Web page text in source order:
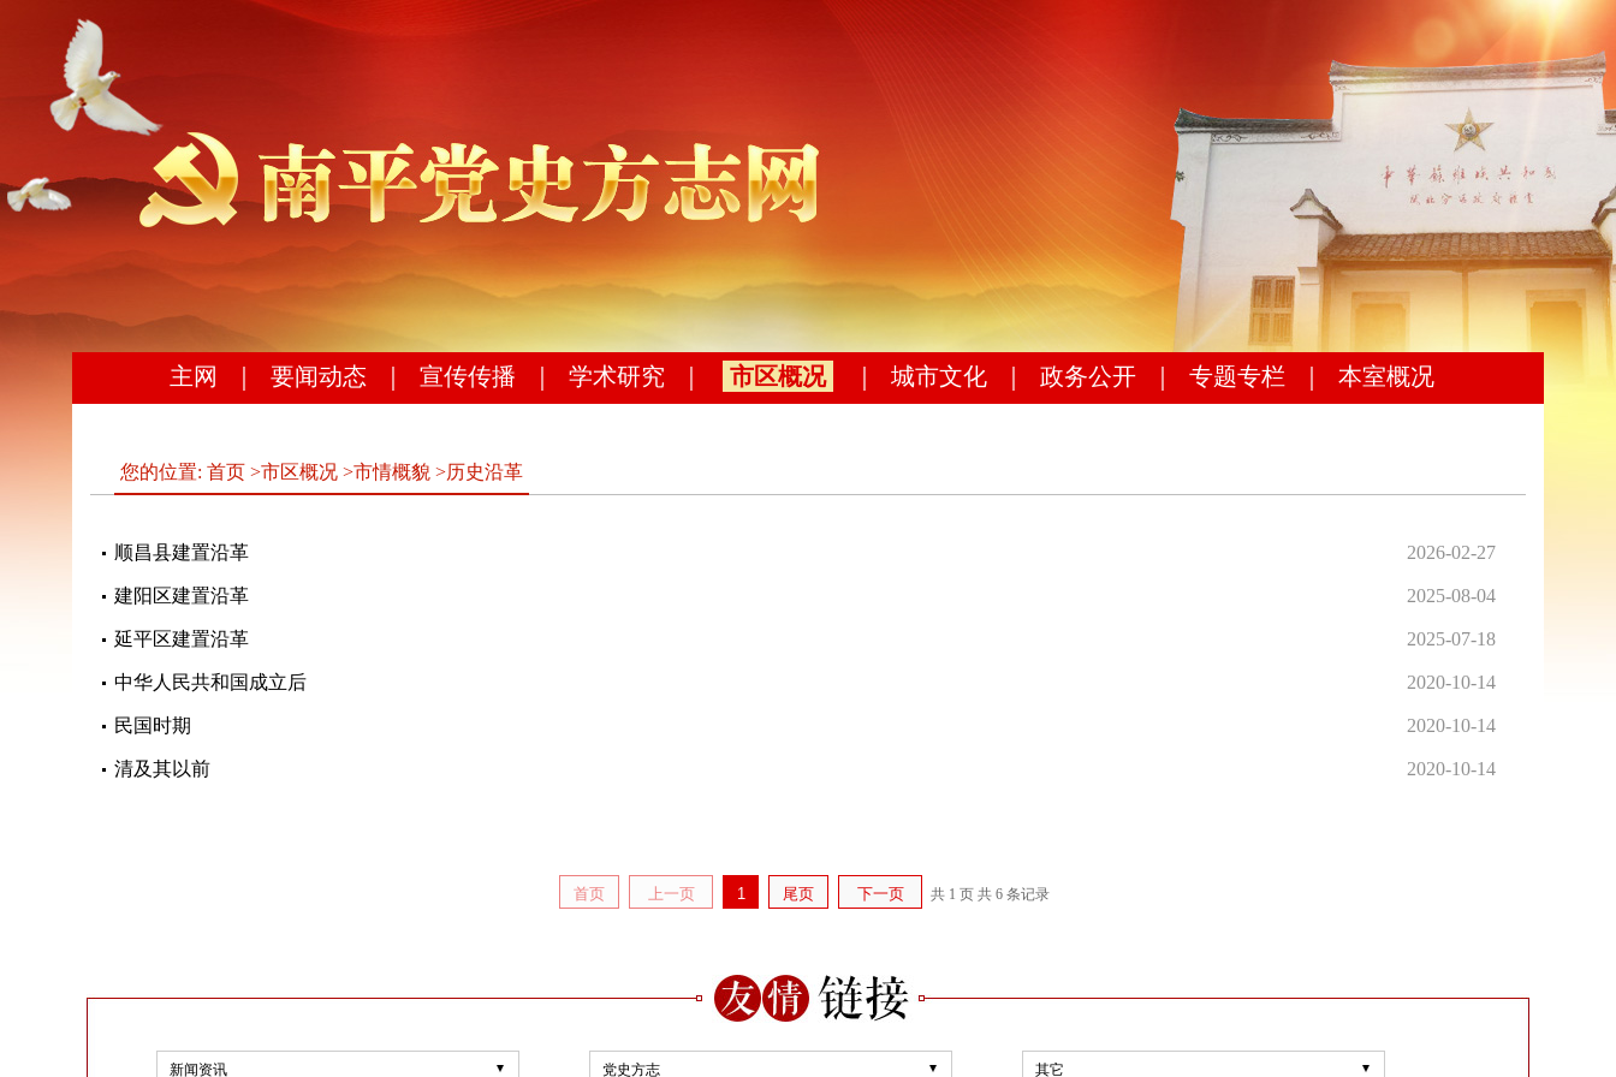
主网 要闻动态 宣传传播 学术研究 市区概况 城市文化 政务公开 专题专栏 本室概况
您的位置: 首页 >市区概况 >市情概貌 >历史沿革
2026-02-27
顺昌县建置沿革
2025-08-04
建阳区建置沿革
2025-07-18
延平区建置沿革
2020-10-14
中华人民共和国成立后
2020-10-14
民国时期
2020-10-14
清及其以前
首页 上一页 1 尾页 下一页 共 1 页 共 6 条记录
新闻资讯 党史方志 其它